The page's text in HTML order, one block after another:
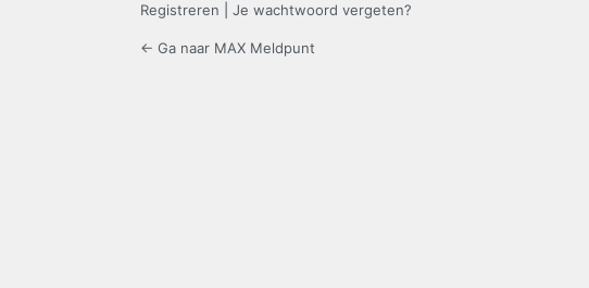
Registreren Je wachtwoord vergeten?
← Ga naar MAX Meldpunt